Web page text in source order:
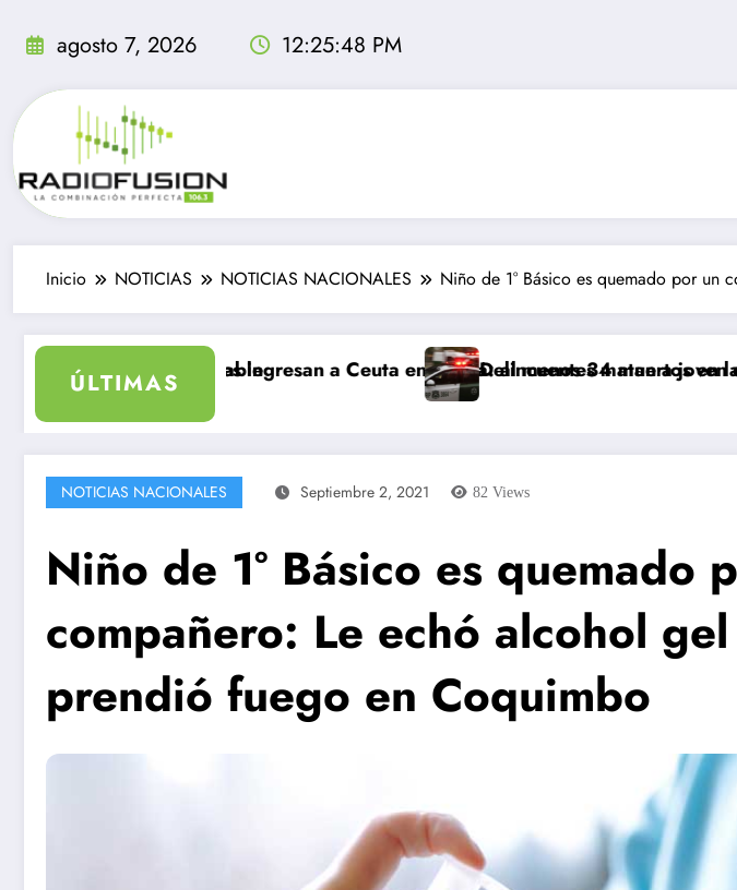
agosto 7, 2026 12:25:49 PM
Inicio NOTICIAS NOTICIAS NACIONALES Niño de 1° Básico es quemado por
ÚLTIMAS
ingresan a Ceuta en un día: al menos 34 muertos en la crisis.
Delincuentes matan a joven que intentó
NOTICIAS NACIONALES Septiembre 2, 2021 82 Views
Niño de 1° Básico es quemado
compañero: Le echó alcohol
prendió fuego en Coquimbo